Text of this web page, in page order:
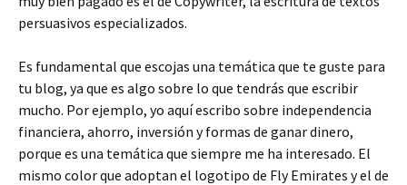
persuasivos especializados.
Es fundamental que escojas una temática que te guste para
tu blog, ya que es algo sobre lo que tendrás que escribir
mucho. Por ejemplo, yo aquí escribo sobre independencia
financiera, ahorro, inversión y formas de ganar dinero,
porque es una temática que siempre me ha interesado. El
mismo color que adoptan el logotipo de Fly Emirates y el de